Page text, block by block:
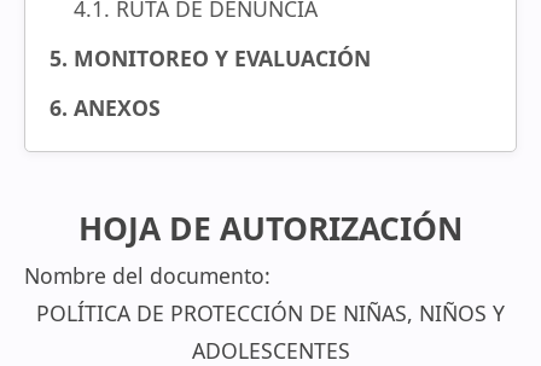
4.1. RUTA DE DENUNCIA
5. MONITOREO Y EVALUACIÓN
6. ANEXOS
HOJA DE AUTORIZACIÓN
Nombre del documento:
POLÍTICA DE PROTECCIÓN DE NIÑAS, NIÑOS Y
ADOLESCENTES